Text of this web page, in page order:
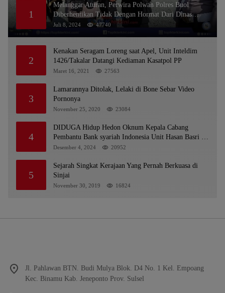
1
Melanggar Aturan, Perwira Polwan Polres Buol
Diberhentikan Tidak Dengan Hormat Dari Dinas
Kepolisian
Juli 8, 2024 47740
2
Kenakan Seragam Loreng saat Apel, Unit Inteldim
1426/Takalar Datangi Kediaman Kasatpol PP
Maret 16, 2021 27563
3
Lamarannya Ditolak, Lelaki di Bone Sebar Video
Pornonya
November 25, 2020 23084
4
DIDUGA Hidup Hedon Oknum Kepala Cabang
Pembantu Bank syariah Indonesia Unit Hasan Basri di
Banjarmasin Tipu Nasabah Prioritasnya Hingga
OJK Kalsel : Bertemu Tanggal 11
Desember 4, 2024 20952
5
Sejarah Singkat Kerajaan Yang Pernah Berkuasa di
Sinjai
November 30, 2019 16824
Jl. Pahlawan BTN. Budi Mulya Blok. D4 No. 1 Kel. Empoang
Kec. Binamu Kab. Jeneponto Prov. Sulsel